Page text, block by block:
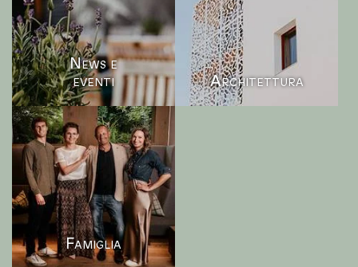
News e
eventi
Architettura
Famiglia